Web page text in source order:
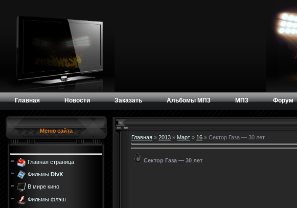
Главная Новости Заказать Альбомы МП3 МП3 Форум
Меню сайта
Главная страница
Фильмы DivX
В мире кино
Фильмы флэш
Главная » 2013 » Март » 16 » Сектор Газа — 30 лет
Сектор Газа — 30 лет